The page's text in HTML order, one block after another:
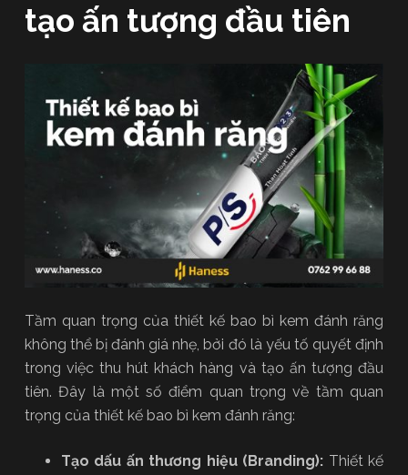
tạo ấn tượng đầu tiên
Tầm quan trọng của thiết kế bao bì kem đánh răng
không thể bị đánh giá nhẹ, bởi đó là yếu tố quyết định
trong việc thu hút khách hàng và tạo ấn tượng đầu
tiên. Đây là một số điểm quan trọng về tầm quan
trọng của thiết kế bao bì kem đánh răng:
Tạo dấu ấn thương hiệu (Branding): Thiết kế